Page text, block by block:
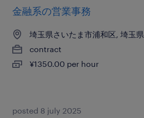
金融系の営業事務
埼玉県さいたま市浦和区, 埼玉県
contract
¥1350.00 per hour
posted 8 july 2025